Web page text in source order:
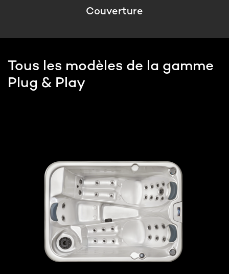
Couverture
Tous les modèles de la gamme
Plug & Play